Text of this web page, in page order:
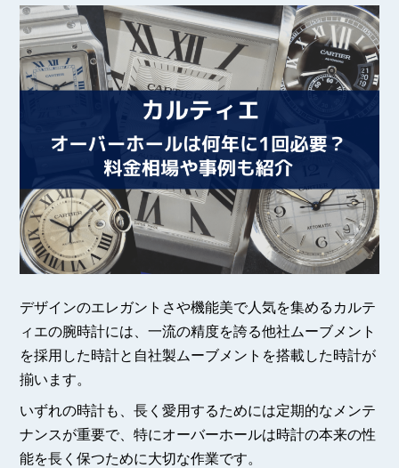
デザインのエレガントさや機能美で人気を集めるカルテ
ィエの腕時計には、一流の精度を誇る他社ムーブメント
を採用した時計と自社製ムーブメントを搭載した時計が
揃います。
いずれの時計も、長く愛用するためには定期的なメンテ
ナンスが重要で、特にオーバーホールは時計の本来の性
能を長く保つために大切な作業です。